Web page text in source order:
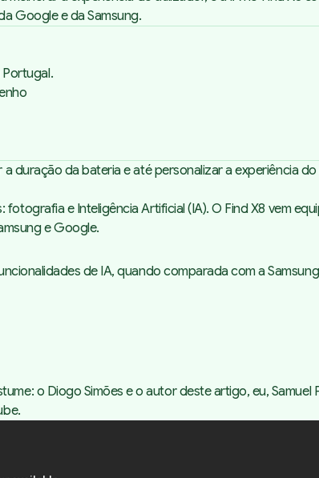
Google e da Samsung.
da bateria e até personalizar a experiência
e Inteligência Artificial (IA). O Find X8 vem
e Google.
de IA, quando comparada com a
o Diogo Simões e o autor deste artigo, eu, Samuel